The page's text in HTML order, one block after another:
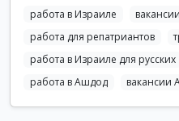
работа в Израиле
работа для репатриантов
работа в Израиле для русских
работа в Ашдод
вакансии